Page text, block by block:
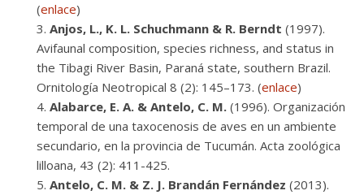
(enlace)
Anjos, L., K. L. Schuchmann & R. Berndt (1997).
Avifaunal composition, species richness, and status in
the Tibagi River Basin, Paraná state, southern Brazil.
Ornitología Neotropical 8 (2): 145–173. (enlace)
Alabarce, E. A. & Antelo, C. M. (1996). Organización
temporal de una taxocenosis de aves en un ambiente
secundario, en la provincia de Tucumán. Acta zoológica
lilloana, 43 (2): 411-425.
Antelo, C. M. & Z. J. Brandán Fernández (2013).